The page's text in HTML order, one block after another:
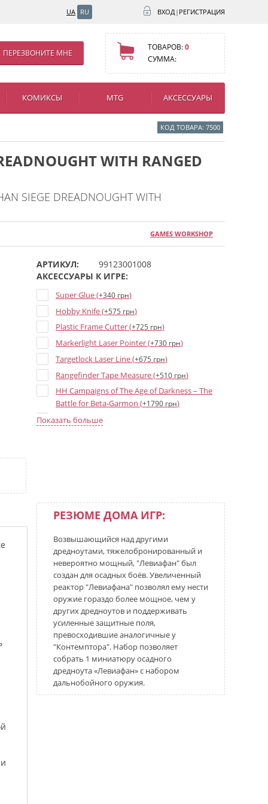
UA RU ВХОД| РЕГИСТРАЦИЯ
ПЕРЕЗВОНИТЕ МНЕ
ТОВАРОВ:0
СУММА:
КОМИКСЫ MTG АКСЕССУАРЫ
КОД ТОВАРА: 7500
WITH RANGED
SIEGE DREADNOUGHT WITH
GAMES WORKSHOP
АРТИКУЛ:
99123001008
АКСЕССУАРЫ К ИГРЕ:
Super Glue (+340 грн)
Hobby Knife (+575 грн)
Plastic Frame Cutter (+725 грн)
Markerlight Laser Pointer (+730 грн)
Targetlock Laser Line (+675 грн)
Rangefinder Tape Measure (+510 грн)
HH Campaigns of The Age of Darkness – The
Battle for Beta-Garmon (+1790 грн)
HH Age of Darkness Rulebook (3rd ed) (
Age of Darkness Markers and Tokens (+860 грн)
Age of Darkness Dice Set (+1695 грн
Показать больше
РЕЗЮМЕ ДОМА ИГР:
Возвышающийся над другими
дредноутами, тяжелобронированный и
невероятно мощный, "Левиафан" был
создан для осадных боёв. Увеличенный
реактор "Левиафана" позволял ему нести
оружие гораздо более мощное, чем у
других дредноутов и поддерживать
усиленные защитные поля,
превосходившие аналогичные у
"Контемптора". Набор позволяет
собрать 1 миниатюру осадного
дредноута «Левиафан» с набором
дальнобойного оружия.